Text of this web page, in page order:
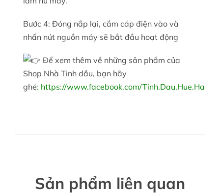
Bước 4: Đóng nắp lại, cắm cáp điện vào và
nhấn nút nguồn máy sẽ bắt đầu hoạt động
Để xem thêm về những sản phẩm của
Shop Nhà Tinh dầu, bạn hãy
ghé: https://www.facebook.com/
Sản phẩm liên quan